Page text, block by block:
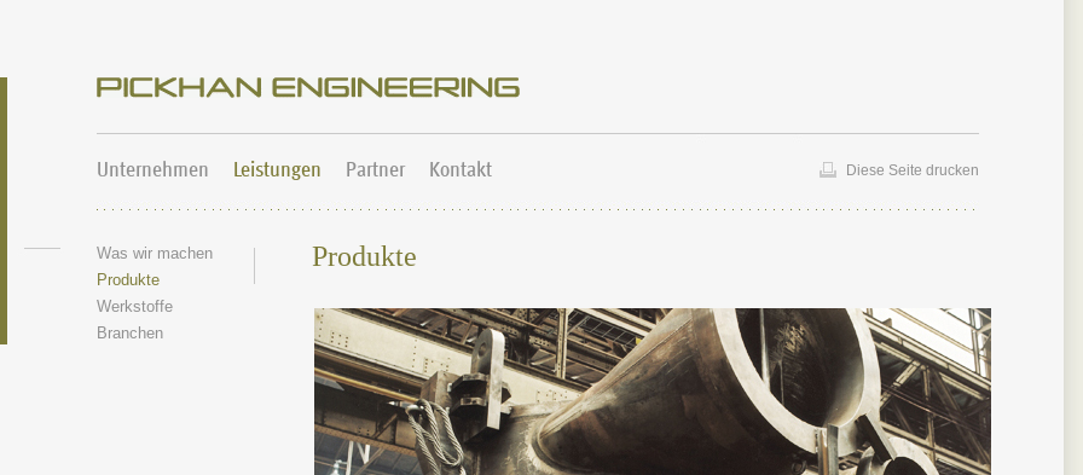
Diese Seite drucken
Unternehmen Leistungen Partner Kontakt
Was wir machen
Produkte
Werkstoffe
Branchen
Produkte